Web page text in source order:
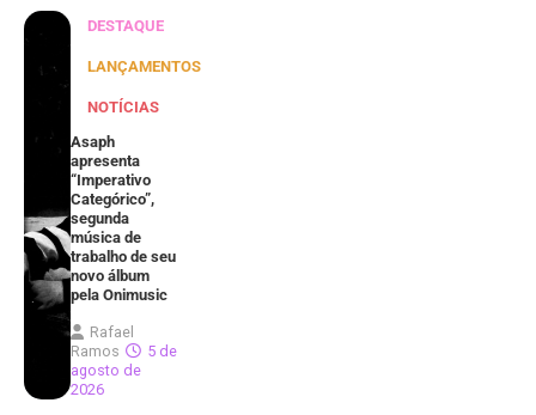
DESTAQUE
LANÇAMENTOS
NOTÍCIAS
Asaph
apresenta
“Imperativo
Categórico”,
segunda
música de
trabalho de seu
novo álbum
pela Onimusic
Rafael
Ramos
5 de
agosto de
2026